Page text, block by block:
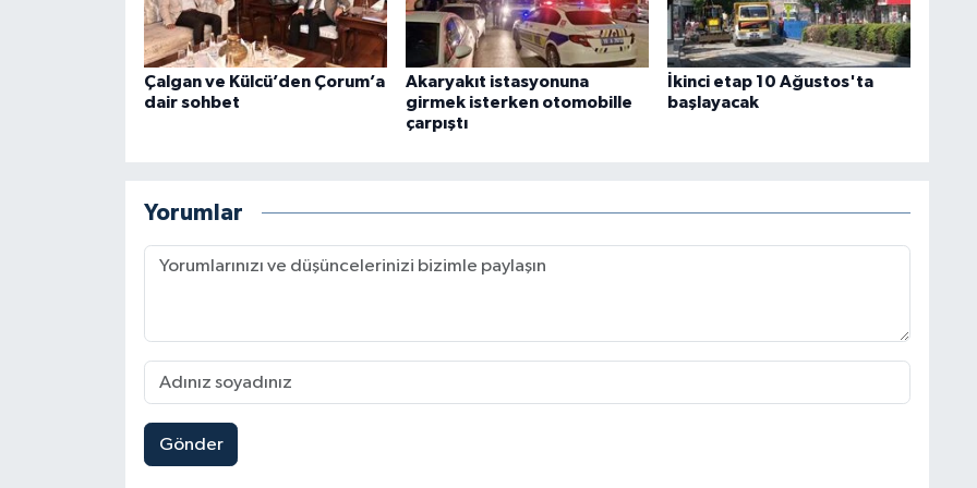
Çalgan ve Külcü’den Çorum’a
dair sohbet
Akaryakıt istasyonuna
girmek isterken otomobille
çarpıştı
İkinci etap 10 Ağustos'ta
başlayacak
Yorumlar
Gönder